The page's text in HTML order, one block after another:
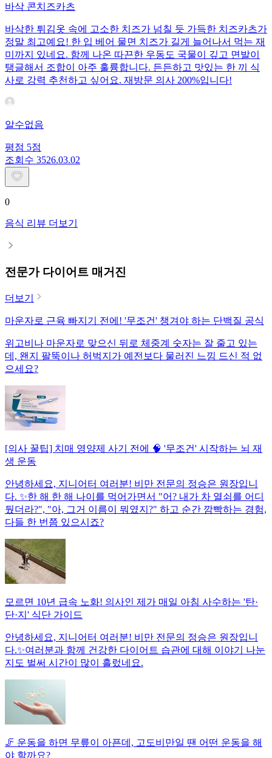
바삭 콘치즈카츠
바삭한 튀김옷 속에 고소한 치즈가 넘칠 듯 가득한 치즈카츠가
정말 최고예요! 한 입 베어 물면 치즈가 길게 늘어나서 먹는 재
미까지 있네요. 함께 나온 따끈한 우동도 국물이 깊고 면발이
탱글해서 조합이 아주 훌륭합니다. 든든하고 맛있는 한 끼 식
사로 강력 추천하고 싶어요. 재방문 의사 200%입니다!
알수없음
평점 5점
조회수 3526.03.02
0
음식 리뷰 더보기
전문가 다이어트 매거진
더보기
마운자로 근육 빠지기 전에! '무조건' 챙겨야 하는 단백질 공식
위고비나 마운자로 맞으신 뒤로 체중계 숫자는 잘 줄고 있는
데, 왠지 팔뚝이나 허벅지가 예전보다 물러진 느낌 드신 적 없
으세요?
[의사 꿀팁] 치매 영양제 사기 전에 🧠 '무조건' 시작하는 뇌 재
생 운동
안녕하세요, 지니어터 여러분! 비만 전문의 정승은 원장입니
다. ✨한 해 한 해 나이를 먹어가면서 "어? 내가 차 열쇠를 어디
뒀더라?", "아, 그거 이름이 뭐였지?" 하고 순간 깜빡하는 경험,
다들 한 번쯤 있으시죠?
모르면 10년 급속 노화! 의사인 제가 매일 아침 사수하는 '탄·
단·지' 식단 가이드
안녕하세요, 지니어터 여러분! 비만 전문의 정승은 원장입니
다.✨여러분과 함께 건강한 다이어트 습관에 대해 이야기 나눈
지도 벌써 시간이 많이 흘렀네요.
🦵 운동을 하면 무릎이 아픈데, 고도비만일 땐 어떤 운동을 해
야 할까요?